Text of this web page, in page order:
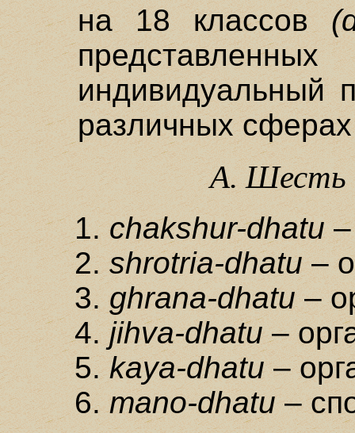
на 18 классов
индивидуальный
различных
А. Шесть
chakshur-dhatu
shrotria-dhatu –
ghrana-dhatu–
jihva-dhatu–
kaya-dhatu–
mano-dhatu–